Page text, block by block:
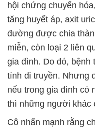
hội chứng chuyển
tăng huyết áp, axit
đường được chia
miễn, còn loại 2 liên
gia đình. Do đó,
tính di truyền. Nhưng
nếu trong gia đình có
thì những người khác
Cô nhấn mạnh rằng